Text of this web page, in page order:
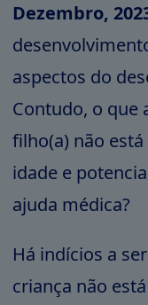
Dezembro,
aspectos do
Contudo, o que
filho(a) não
idade e
ajuda médica?
Há indícios a
criança não